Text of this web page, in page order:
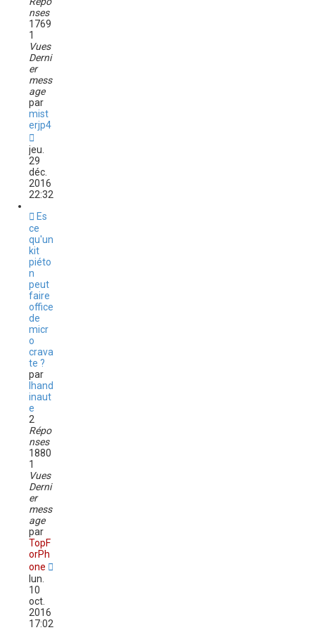
nses
1769
1
Vues
Derni
er
mess
age
par
mist
erjp4
jeu.
29
déc.
2016
22:32
Es
ce
qu'un
kit
piéto
n
peut
faire
office
de
micr
o
crava
te ?
par
lhand
inaut
e
2
Répo
nses
1880
1
Vues
Derni
er
mess
age
par
TopF
orPh
one
lun.
10
oct.
2016
17:02